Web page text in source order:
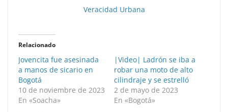
Veracidad Urbana
Relacionado
Jovencita fue asesinada
a manos de sicario en
Bogotá
10 de noviembre de 2023
En «Soacha»
|Video| Ladrón se iba a
robar una moto de alto
cilindraje y se estrelló
2 de mayo de 2023
En «Bogotá»